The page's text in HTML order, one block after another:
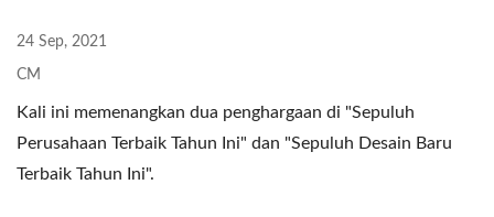
24 Sep, 2021
CM
Kali ini memenangkan dua penghargaan di "Sepuluh
Perusahaan Terbaik Tahun Ini" dan "Sepuluh Desain Baru
Terbaik Tahun Ini".